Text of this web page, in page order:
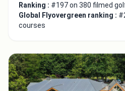
Ranking : #197 on 380 filmed
Global Flyovergreen ranking :
courses